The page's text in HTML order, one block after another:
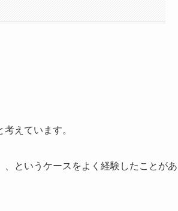
えています。
というケースをよく経験したことがあ